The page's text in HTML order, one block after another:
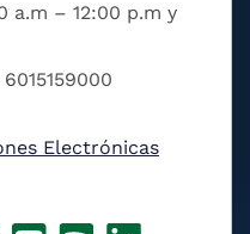
a.m – 12:00 p.m y
Electrónicas